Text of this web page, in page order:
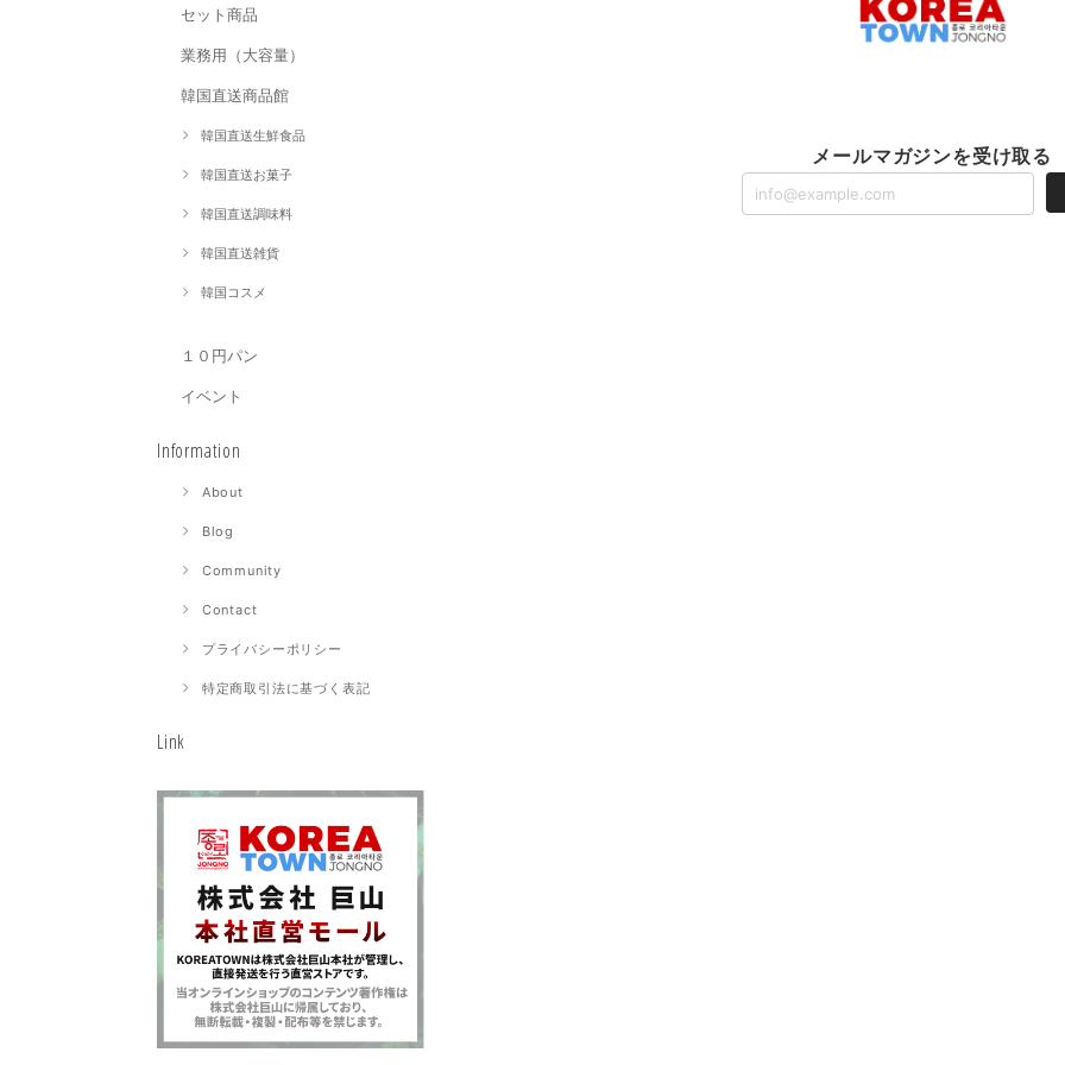
セット商品
業務用（大容量）
韓国直送商品館
韓国直送生鮮食品
韓国直送お菓子
韓国直送調味料
韓国直送雑貨
韓国コスメ
１０円パン
イベント
Information
About
Blog
Community
Contact
プライバシーポリシー
特定商取引法に基づく表記
Link
メールマガジンを受け取る